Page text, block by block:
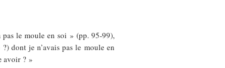
le moule en soi » (pp. 95-99),
dont je n’avais pas le moule en
avoir ? »